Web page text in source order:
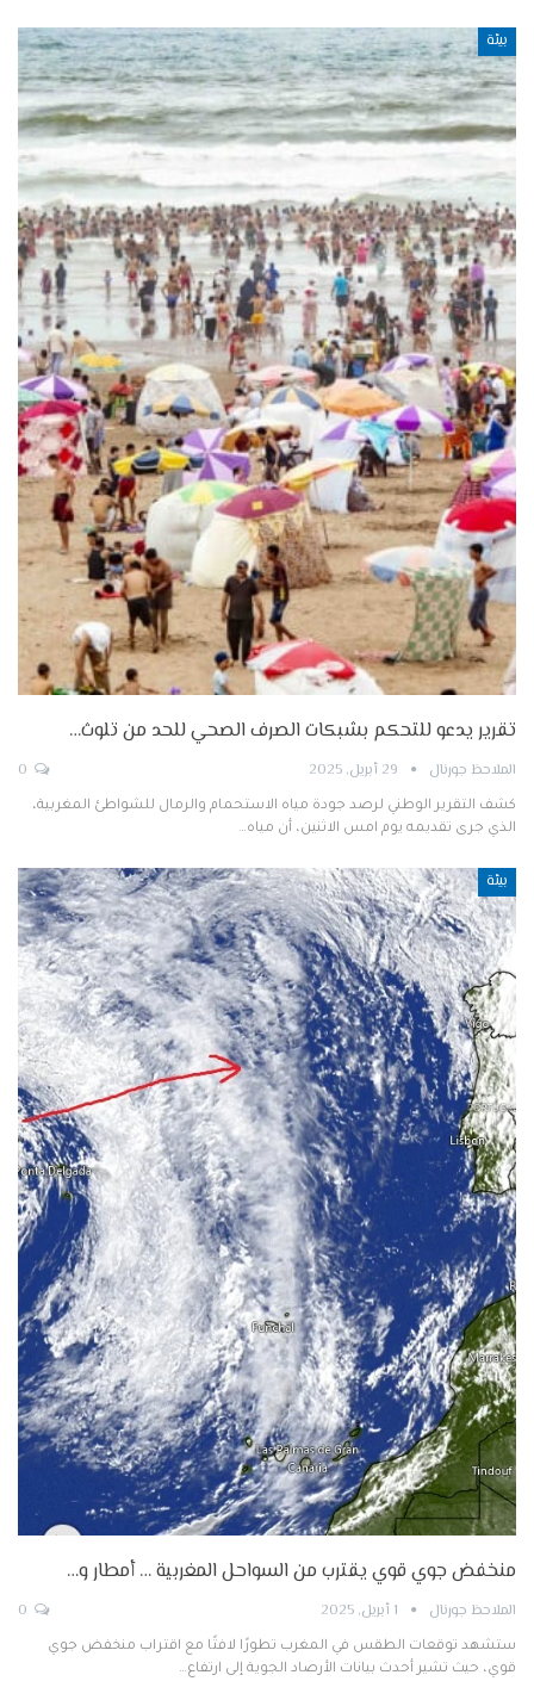
بيئة
تقرير يدعو للتحكم بشبكات الصرف الصحي للحد من تلوث…
الملاحظ جورنال 29 أبريل, 2025
كشف التقرير الوطني لرصد جودة مياه الاستحمام والرمال للشواطئ المغربية،
الذي جرى تقديمه يوم امس الاثنين، أن مياه…
بيئة
منخفض جوي قوي يقترب من السواحل المغربية … أمطار و…
الملاحظ جورنال 1 أبريل, 2025
ستشهد توقعات الطقس في المغرب تطورًا لافتًا مع اقتراب منخفض جوي
قوي، حيث تشير أحدث بيانات الأرصاد الجوية إلى ارتفاع…